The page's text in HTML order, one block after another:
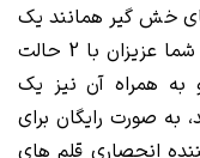
خش گیر همانند یک
لاک غلط گیر است و به منظور جلب رضایت شما عزیزان با 2 حالت
همراه آن نیز یک
به صورت رایگان برای
انحصاری قلم های